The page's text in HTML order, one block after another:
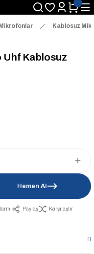
Mikrofonlar Kablosuz
Kablosuz
Hemen Al
Paylaş Karşılaştır